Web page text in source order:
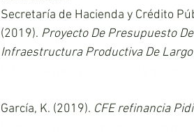
Secretaría de Hacienda y Crédito
(2019). Proyecto De Presupuesto
Infraestructura Productiva De
García, K. (2019). CFE refinancia